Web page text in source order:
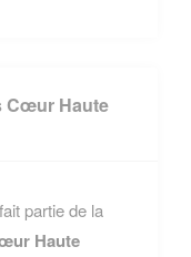
Cœur Haute
partie de la
Haute